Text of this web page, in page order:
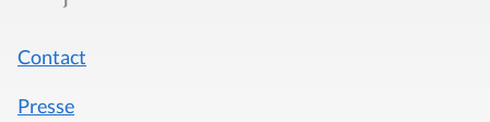
Contact
Presse